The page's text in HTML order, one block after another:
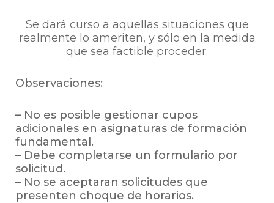
Se dará curso a aquellas situaciones que
realmente lo ameriten, y sólo en la medida
que sea factible proceder.
Observaciones:
– No es posible gestionar cupos
adicionales en asignaturas de formación
fundamental.
– Debe completarse un formulario por
solicitud.
– No se aceptaran solicitudes que
presenten choque de horarios.